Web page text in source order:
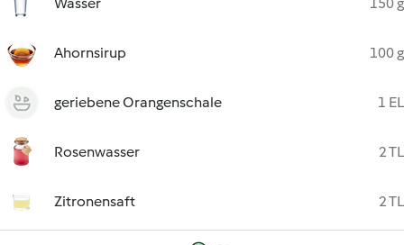
Ahornsirup 100 g
geriebene Orangenschale 1 EL
Rosenwasser 2 TL
Zitronensaft 2 TL